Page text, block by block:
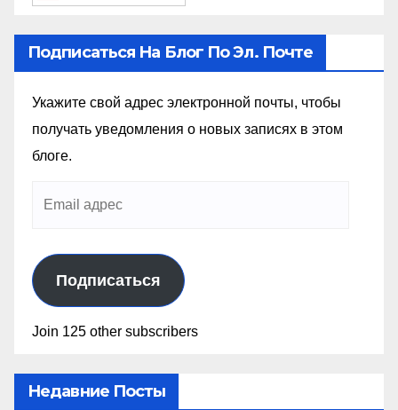
Подписаться На Блог По Эл. Почте
Укажите свой адрес электронной почты, чтобы
получать уведомления о новых записях в этом
блоге.
Подписаться
Join 125 other subscribers
Недавние Посты